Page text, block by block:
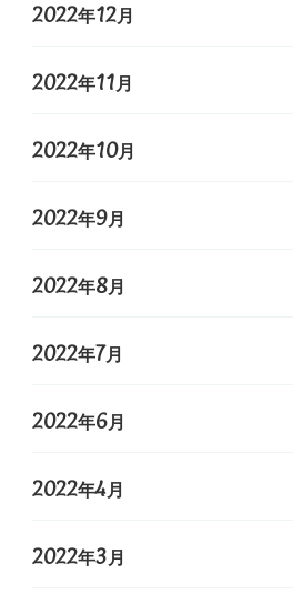
2022年12月
2022年11月
2022年10月
2022年9月
2022年8月
2022年7月
2022年6月
2022年4月
2022年3月